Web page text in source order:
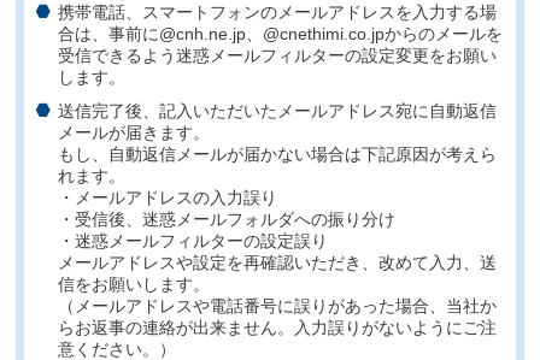
携帯電話、スマートフォンのメールアドレスを入力する場
合は、事前に@cnh.ne.jp、@cnethimi.co.jpからのメールを
受信できるよう迷惑メールフィルターの設定変更をお願い
します。
送信完了後、記入いただいたメールアドレス宛に自動返信
メールが届きます。
もし、自動返信メールが届かない場合は下記原因が考えら
れます。
・メールアドレスの入力誤り
・受信後、迷惑メールフォルダへの振り分け
・迷惑メールフィルターの設定誤り
メールアドレスや設定を再確認いただき、改めて入力、送
信をお願いします。
（メールアドレスや電話番号に誤りがあった場合、当社か
らお返事の連絡が出来ません。入力誤りがないようにご注
意ください。）